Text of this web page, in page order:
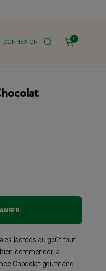
CONNEXION 0
lactées au goût tout
commencer la
Chocolat gourmand